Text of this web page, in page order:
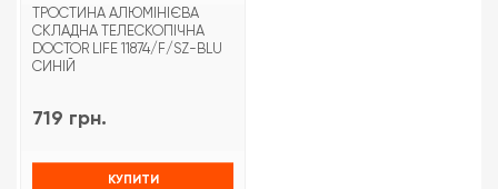
ТРОСТИНА АЛЮМІНІЄВА
СКЛАДНА ТЕЛЕСКОПІЧНА
DOCTOR LIFE 11874/F/SZ-BLU
СИНІЙ
719 грн.
КУПИТИ